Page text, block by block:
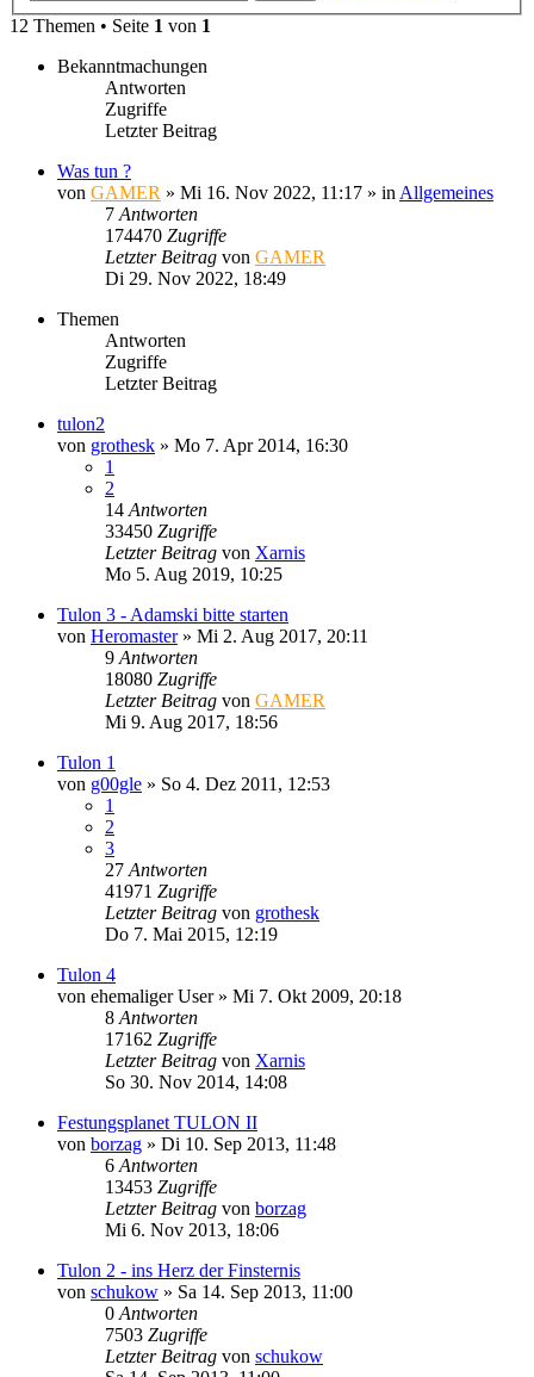
12 Themen • Seite 1 von 1
Bekanntmachungen
Antworten
Zugriffe
Letzter Beitrag
Was tun ?
von GAMER » Mi 16. Nov 2022, 11:17 » in Allgemeines
7 Antworten
174470 Zugriffe
Letzter Beitrag von GAMER
Di 29. Nov 2022, 18:49
Themen
Antworten
Zugriffe
Letzter Beitrag
tulon2
von grothesk » Mo 7. Apr 2014, 16:30
1
2
14 Antworten
33450 Zugriffe
Letzter Beitrag von Xarnis
Mo 5. Aug 2019, 10:25
Tulon 3 - Adamski bitte starten
von Heromaster» Mi 2. Aug 2017, 20:11
9 Antworten
18080 Zugriffe
Letzter Beitrag von GAMER
Mi 9. Aug 2017, 18:56
Tulon 1
von g00gle » So 4. Dez 2011, 12:53
1
2
3
27 Antworten
41971 Zugriffe
Letzter Beitrag von grothesk
Do 7. Mai 2015, 12:19
Tulon 4
von ehemaliger User» Mi 7. Okt 2009, 20:18
8 Antworten
17162 Zugriffe
Letzter Beitrag von Xarnis
So 30. Nov 2014, 14:08
Festungsplanet TULON II
von borzag » Di 10. Sep 2013, 11:48
6 Antworten
13453 Zugriffe
Letzter Beitrag von borzag
Mi 6. Nov 2013, 18:06
Tulon 2 - ins Herz der Finsternis
von schukow » Sa 14. Sep 2013, 11:00
0 Antworten
7503 Zugriffe
Letzter Beitrag von schukow